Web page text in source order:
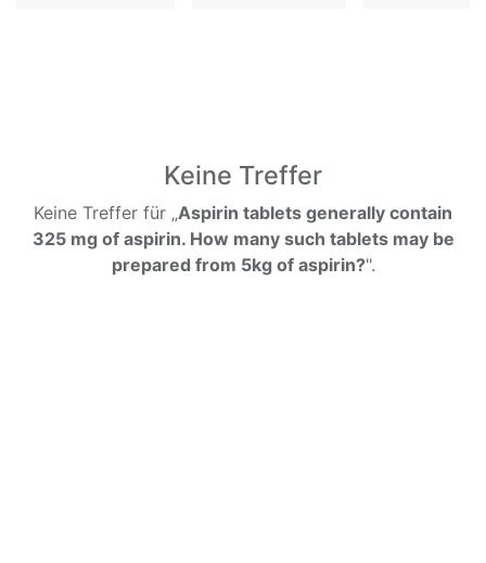
Keine Treffer
Keine Treffer für „Aspirin tablets generally contain
325 mg of aspirin. How many such tablets may be
prepared from 5kg of aspirin?".